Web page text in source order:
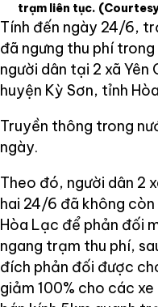
trạm liên tục.
Tính đến ngày 24/6,
đã ngưng thu phí
người dân tại 2 xã Yên
huyện Kỳ Sơn, tỉnh
Truyền thông trong
ngày.
Theo đó, người dân 2
hai 24/6 đã không
Hòa Lạc để phản đối
ngang trạm thu phí,
đích phản đối được
giảm 100% cho các